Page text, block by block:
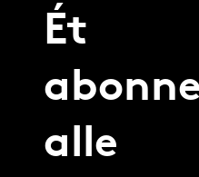
Ét
alle